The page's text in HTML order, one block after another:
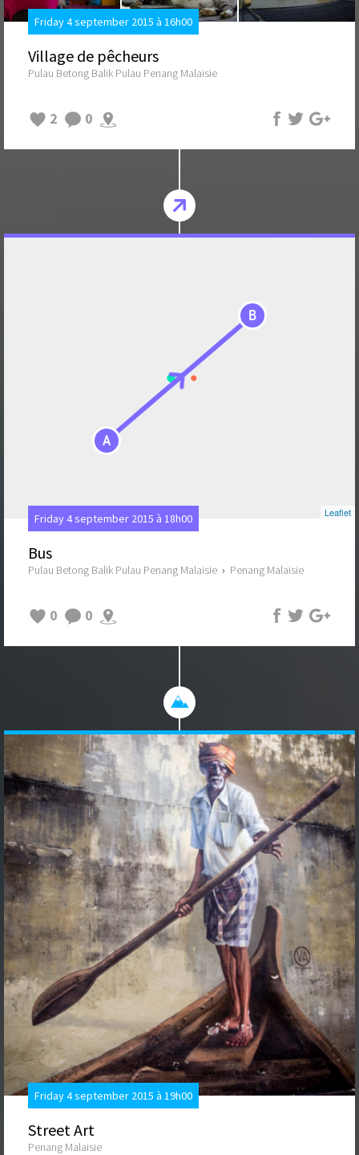
Friday 4 september 2015 à 16h00
Village de pêcheurs
Pulau Betong Balik Pulau Penang Malaisie
2 0
A
B
Leaflet
Friday 4 september 2015 à 18h00
Bus
Pulau Betong Balik Pulau Penang Malaisie › Penang Malaisie
0 0
Friday 4 september 2015 à 19h00
Street Art
Penang Malaisie